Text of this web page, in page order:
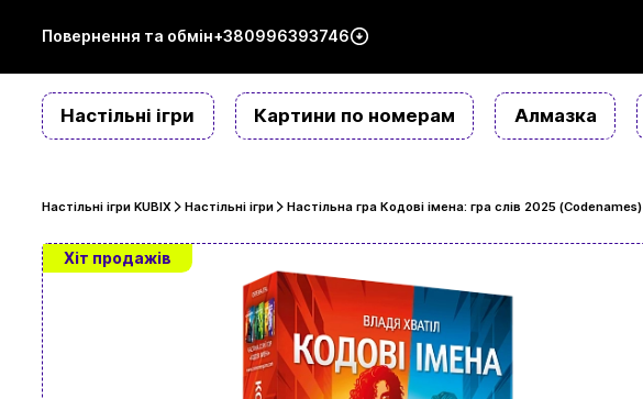
Повернення та обмін+380996393746
Настільні ігри Картини по номерам Алмазка
Настільні ігри KUBIX Настільні ігри Настільна гра Кодові імена: гра слів 2025 (Codenames)
Хіт продажів